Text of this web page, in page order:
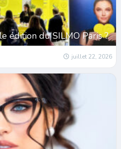
édition du SILMO Paris ?
juillet 22, 2026